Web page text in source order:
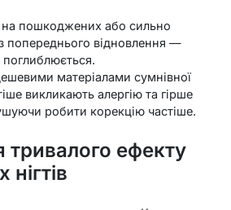
на пошкоджених або сильно
попереднього відновлення —
матеріалами сумнівної
викликають алергію та гірше
робити корекцію частіше.
тривалого ефекту